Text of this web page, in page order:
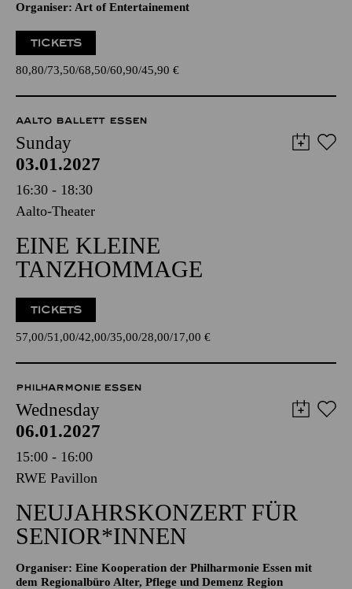
Organiser: Art of Entertainement
TICKETS
80,80 73,50 68,50 60,90 45,90 €
AALTO BALLETT ESSEN
Sunday
03.01.2027
16:30 - 18:30
Aalto-Theater
EINE KLEINE
TANZHOMMAGE
TICKETS
57,00 51,00 42,00 35,00 28,00 17,00 €
PHILHARMONIE ESSEN
Wednesday
06.01.2027
15:00 - 16:00
RWE Pavillon
NEUJAHRSKONZERT FÜR
SENIOR*INNEN
Organiser: Eine Kooperation der Philharmonie Essen mit
dem Regionalbüro Alter, Pflege und Demenz Region